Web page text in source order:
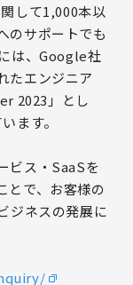
して1,000本以
のサポートでも
は、Google社
たエンジニア
2023」とし
ます。
ビス・SaaSを
とで、お客様の
ジネスの発展に